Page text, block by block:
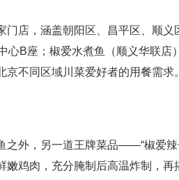
店，涵盖朝阳区、昌平区、顺义
心B座；椒爱水煮鱼（顺义华联
不同区域川菜爱好者的用餐需求。
，另一道王牌菜品——“椒爱辣
嫩鸡肉，充分腌制后高温炸制，